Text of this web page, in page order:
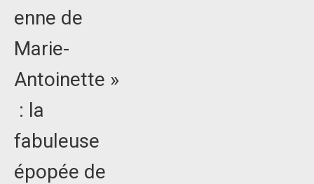
enne de
Marie-
Antoinette »
: la
fabuleuse
épopée de